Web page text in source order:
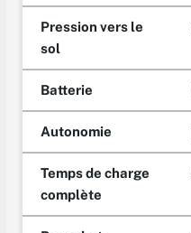
Pression vers le
sol
Batterie
Autonomie
Temps de charge
complète